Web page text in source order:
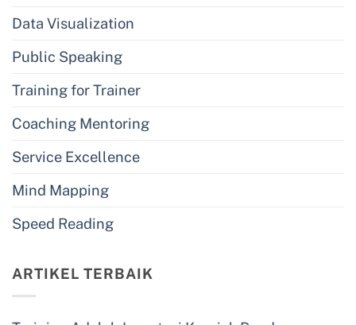
Data Visualization
Public Speaking
Training for Trainer
Coaching Mentoring
Service Excellence
Mind Mapping
Speed Reading
ARTIKEL TERBAIK